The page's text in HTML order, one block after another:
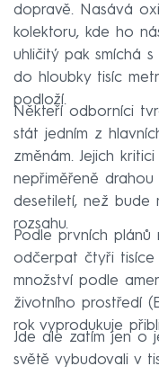
dopravě. Nasává
kolektoru, kde ho
uhličitý pak smíchá
do hloubky tisíc
podloží.
Někteří odborníci
stát jedním z
změnám. Jejich
nepřiměřeně
desetiletí, než bude
rozsahu.
Podle prvních
odčerpat čtyři tisíce
množství podle
životního prostředí
rok vyprodukuje
Jde ale zatím jen o
světě vybudovali v